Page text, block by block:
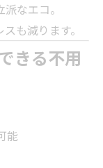
なエコ。
も減ります。
きる不用
能